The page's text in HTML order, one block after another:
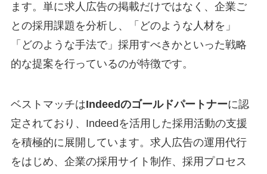
ます。単に求人広告の掲載だけではなく、企業ご
との採用課題を分析し、「どのような人材を」
「どのような手法で」採用すべきかといった戦略
的な提案を行っているのが特徴です。
ベストマッチはIndeedのゴールドパートナーに認
定されており、Indeedを活用した採用活動の支援
を積極的に展開しています。求人広告の運用代行
をはじめ、企業の採用サイト制作、採用プロセス